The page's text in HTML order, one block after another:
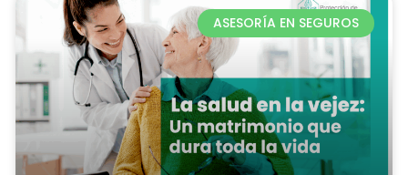
ASESORÍA EN SEGUROS